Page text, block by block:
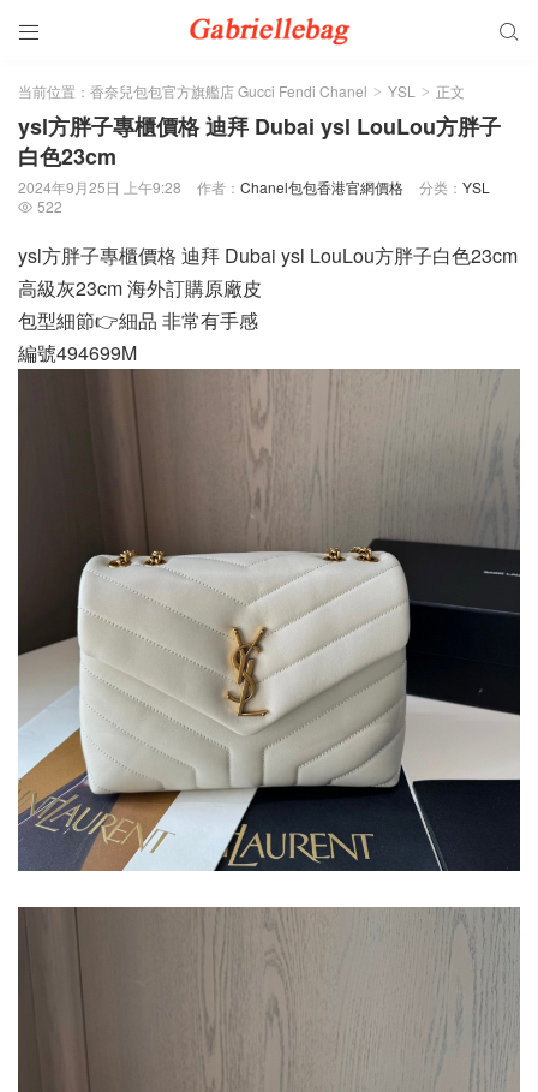
 
当前位置： 香奈兒包包官方旗艦店 Gucci Fendi Chanel > YSL > 正文
ysl方胖子專櫃價格 迪拜 Dubai ysl LouLou方胖子
白色23cm
2024年9月25日 上午9:28 作者： Chanel包包香港官網價格 分类： YSL
 522
ysl方胖子專櫃價格 迪拜 Dubai ysl LouLou方胖子白色23cm
高級灰23cm 海外訂購原廠皮
包型細節👉細品 非常有手感
編號494699M